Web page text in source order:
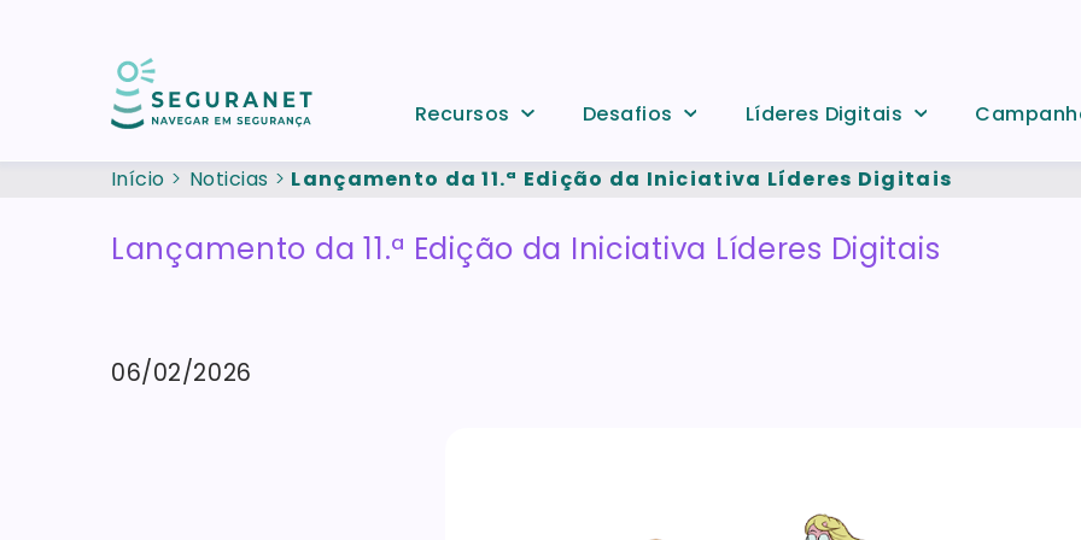
Recursos Desafios Líderes Digitais
Início Noticias Lançamento da 11.ª Edição da Iniciativa Líderes Digitais
Lançamento da 11.ª Edição da Iniciativa Líderes Digitais
06/02/2026